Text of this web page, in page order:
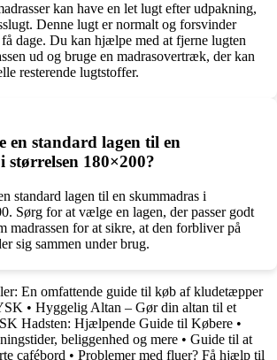
kan have en let lugt efter udpakning,
Denne lugt er normalt og forsvinder
dage. Du kan hjælpe med at fjerne lugten
ud og bruge en madrasovertræk, der kan
resterende lugtstoffer.
en standard lagen til en
størrelsen 180×200?
standard lagen til en skummadras i
Sørg for at vælge en lagen, der passer godt
madrassen for at sikre, at den forbliver på
sig sammen under brug.
En omfattende guide til køb af kludetæpper
• Hyggelig Altan – Gør din altan til et
Hadsten: Hjælpende Guide til Købere •
beliggenhed og mere • Guide til at
cafébord • Problemer med fluer? Få hjælp til